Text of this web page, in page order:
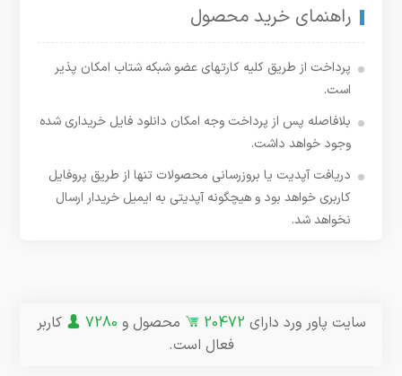
راهنمای خرید محصول
پرداخت از طریق کلیه کارتهای عضو شبکه شتاب امکان پذیر
است.
بلافاصله پس از پرداخت وجه امکان دانلود فایل خریداری شده
وجود خواهد داشت.
دریافت آپدیت یا بروزرسانی محصولات تنها از طریق پروفایل
کاربری خواهد بود و هیچگونه آپدیتی به ایمیل خریدار ارسال
نخواهد شد.
سایت پاور ورد دارای 20472 محصول و 7280
کاربر
فعال است.